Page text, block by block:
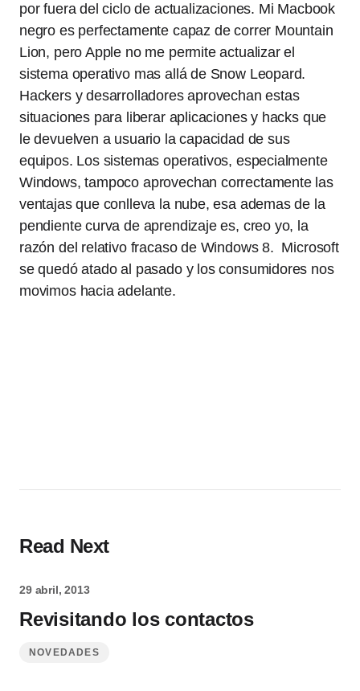
por fuera del ciclo de actualizaciones. Mi Macbook
negro es perfectamente capaz de correr Mountain
Lion, pero Apple no me permite actualizar el
sistema operativo mas allá de Snow Leopard.
Hackers y desarrolladores aprovechan estas
situaciones para liberar aplicaciones y hacks que
le devuelven a usuario la capacidad de sus
equipos. Los sistemas operativos, especialmente
Windows, tampoco aprovechan correctamente las
ventajas que conlleva la nube, esa ademas de la
pendiente curva de aprendizaje es, creo yo, la
razón del relativo fracaso de Windows 8. Microsoft
se quedó atado al pasado y los consumidores nos
movimos hacia adelante.
Read Next
29 abril, 2013
Revisitando los contactos
NOVEDADES